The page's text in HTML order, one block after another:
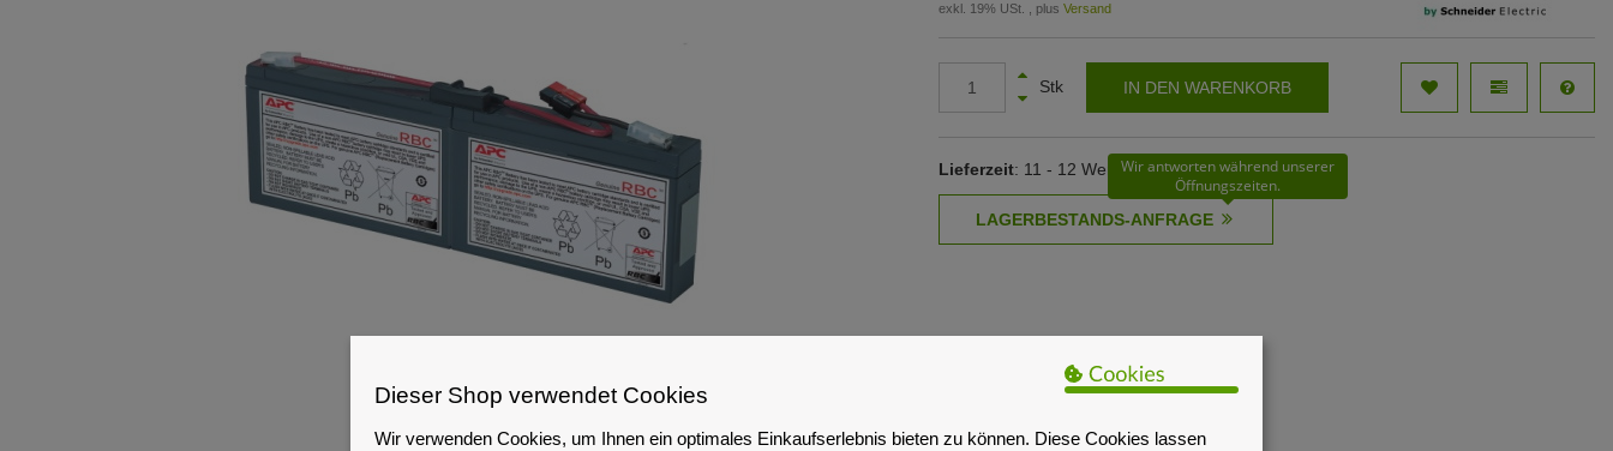
exkl. 19% USt. , plus Versand
Stk IN DEN WARENKORB
Lieferzeit: 11 - 12 WerktageWir antworten während unserer
Öffnungszeiten.
Dieser Shop verwendet Cookies
Wir verwenden Cookies, um Ihnen ein optimales Einkaufserlebnis bieten zu können. Diese Cookies lassen